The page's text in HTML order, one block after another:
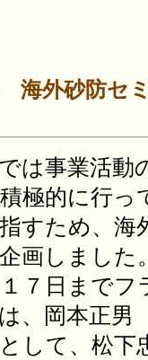
海外砂防セ
は事業活動
極的に行
すため、海
画しました
７日まで
、岡本正男
して、松下